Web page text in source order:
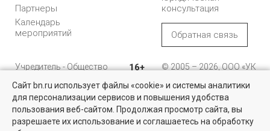
Найти квартиру - это просто!
Выбирайте среди 14 тысяч проверенных вариантов на вторичом
рынке жилья на портале BN.ru
Партнеры
Календарь
мероприятий
консультация
Обратная связь
Учредитель - Общество
ответственностью
"Управляющая
компания "Бюллетень
недвижимости"
16+
© 2005 – 2026, ООО «УК
196105, Санкт-
Петербург, пр. Юрия
Гагарина, 1
Сайт bn.ru использует файлы «cookie» и системы аналитики
для персонализации сервисов и повышения удобства
пользования веб-сайтом. Продолжая просмотр сайта, вы
разрешаете их использование и соглашаетесь на обработку